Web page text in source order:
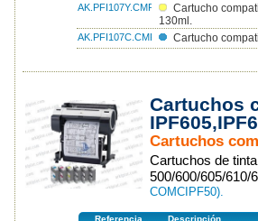
AK.PFI107Y.CMP
Cartucho
130ml.
AK.PFI107C.CMP Cartucho
Cartuchos
Cartuchos
Cartuchos de
500/600/605/610/
COMCIPF50).